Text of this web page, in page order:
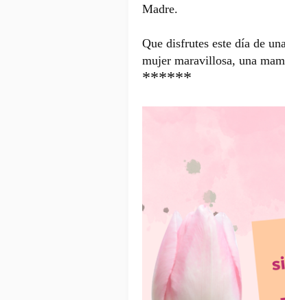
Madre.
Que disfrutes este día de
mujer maravillosa, una
******